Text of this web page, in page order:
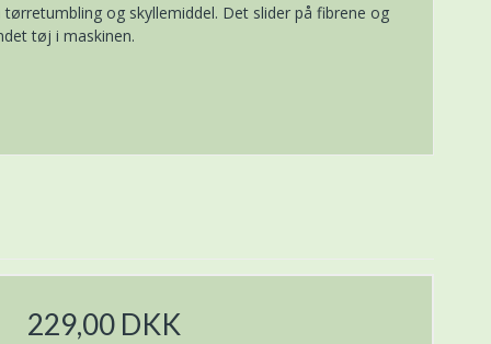
og skyllemiddel. Det slider på fibrene og
tøj i maskinen.
229,00 DKK